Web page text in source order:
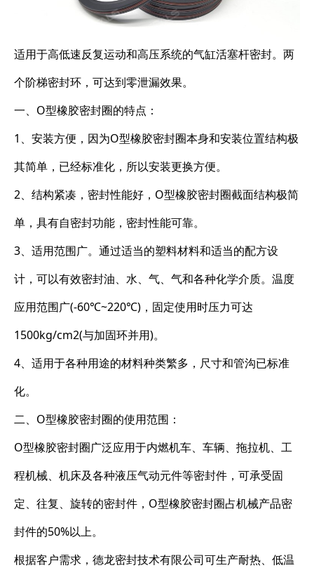
适用于高低速反复运动和高压系统的气缸活塞杆密封。两
个阶梯密封环，可达到零泄漏效果。
一、O型橡胶密封圈的特点：
1、安装方便，因为O型橡胶密封圈本身和安装位置结构极
其简单，已经标准化，所以安装更换方便。
2、结构紧凑，密封性能好，O型橡胶密封圈截面结构极简
单，具有自密封功能，密封性能可靠。
3、适用范围广。通过适当的塑料材料和适当的配方设
计，可以有效密封油、水、气、气和各种化学介质。温度
应用范围广(-60℃~220℃)，固定使用时压力可达
1500kg/cm2(与加固环并用)。
4、适用于各种用途的材料种类繁多，尺寸和管沟已标准
化。
二、O型橡胶密封圈的使用范围：
O型橡胶密封圈广泛应用于内燃机车、车辆、拖拉机、工
程机械、机床及各种液压气动元件等密封件，可承受固
定、往复、旋转的密封件，O型橡胶密封圈占机械产品密
封件的50%以上。
根据客户需求，德龙密封技术有限公司可生产耐热、低温